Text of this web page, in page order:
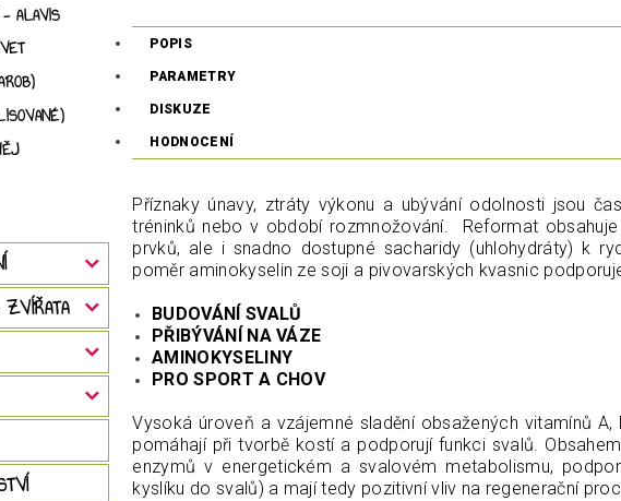
- ALAVIS
ZVÍŘATA
POPIS
PARAMETRY
DISKUZE
HODNOCENÍ
Příznaky únavy, ztráty výkonu a ubývání odolnosti jsou
tréninků nebo v období rozmnožování. Reformat
prvků, ale i snadno dostupné sacharidy (uhlohydráty) k
poměr aminokyselin ze soji a pivovarských kvasnic
BUDOVÁNÍ SVALŮ
PŘIBÝVÁNÍ NA VÁZE
AMINOKYSELINY
PRO SPORT A CHOV
Vysoká úroveň a vzájemné sladění obsažených vitamínů
pomáhají při tvorbě kostí a podporují funkci svalů.
enzymů v energetickém a svalovém metabolismu,
kyslíku do svalů) a mají tedy pozitivní vliv na regenerační